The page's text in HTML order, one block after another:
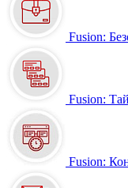
Fusion:
Fusion:
Fusion: